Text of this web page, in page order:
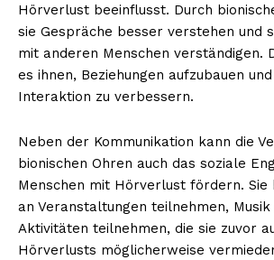
Hörverlust beeinflusst. Durch
sie Gespräche besser verstehen und
mit anderen Menschen verständigen.
es ihnen, Beziehungen aufzubauen
Interaktion zu verbessern.
Neben der Kommunikation kann die
bionischen Ohren auch das soziale
Menschen mit Hörverlust fördern. Sie
an Veranstaltungen teilnehmen,
Aktivitäten teilnehmen, die sie zuvor
Hörverlusts möglicherweise